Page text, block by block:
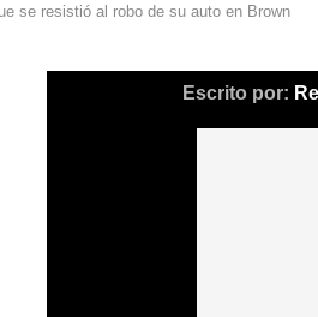
se resistió al robo de su auto en Brown
Escrito por: